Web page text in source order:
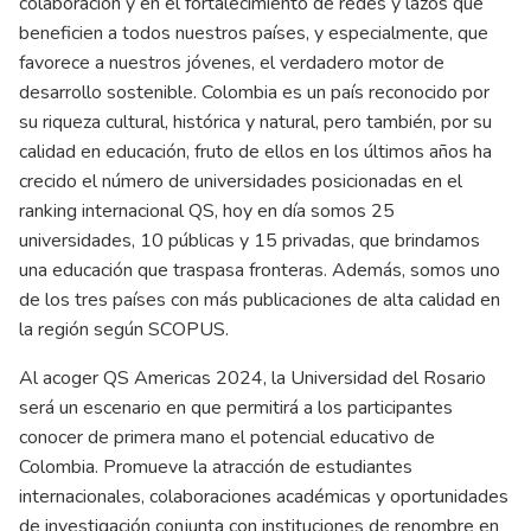
beneficien a todos nuestros países, y especialmente, que
favorece a nuestros jóvenes, el verdadero motor de
desarrollo sostenible. Colombia es un país reconocido por
su riqueza cultural, histórica y natural, pero también, por su
calidad en educación, fruto de ellos en los últimos años ha
crecido el número de universidades posicionadas en el
ranking internacional QS, hoy en día somos 25
universidades, 10 públicas y 15 privadas, que brindamos
una educación que traspasa fronteras. Además, somos uno
de los tres países con más publicaciones de alta calidad en
la región según SCOPUS.
Al acoger QS Americas 2024, la Universidad del Rosario
será un escenario en que permitirá a los participantes
conocer de primera mano el potencial educativo de
Colombia. Promueve la atracción de estudiantes
internacionales, colaboraciones académicas y oportunidades